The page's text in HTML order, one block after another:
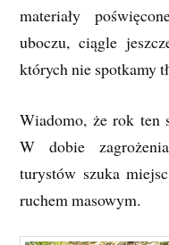
materiały
uboczu, ciągle
których nie spotkamy
Wiadomo, że rok ten
W dobie
turystów szuka
ruchem masowym.